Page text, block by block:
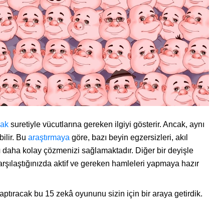
suretiyle vücutlarına gereken ilgiyi gösterir. Ancak, aynı
Bu araştırmaya göre, bazı beyin egzersizleri, akıl
daha kolay çözmenizi sağlamaktadır. Diğer bir deyişle
aktif ve gereken hamleleri yapmaya hazır
bu 15 zekâ oyununu sizin için bir araya getirdik.